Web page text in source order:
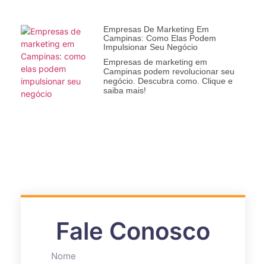
Empresas De Marketing Em
Campinas: Como Elas Podem
Impulsionar Seu Negócio
Empresas de marketing em
Campinas podem revolucionar seu
negócio. Descubra como. Clique e
saiba mais!
Fale Conosco